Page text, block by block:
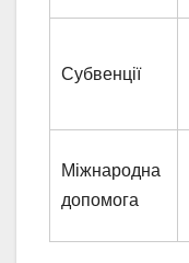
Субвенції
Міжнародна
допомога